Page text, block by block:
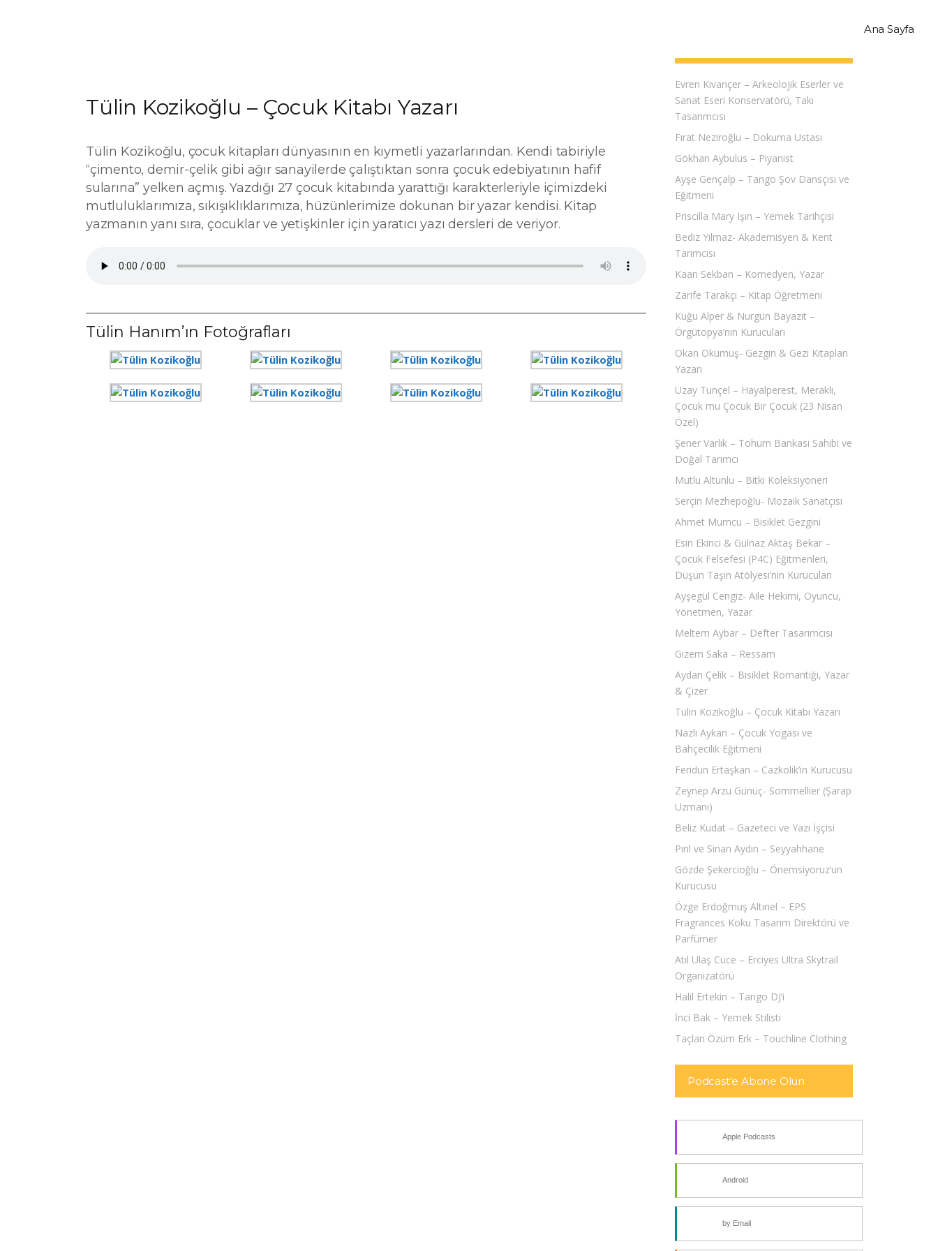
Ana Sayfa
Tülin Kozikoğlu – Çocuk Kitabı Yazarı
Tülin Kozikoğlu, çocuk kitapları dünyasının en kıymetli yazarlarından. Kendi tabiriyle
“çimento, demir-çelik gibi ağır sanayilerde çalıştıktan sonra çocuk edebiyatının hafif
sularına” yelken açmış. Yazdığı 27 çocuk kitabında yarattığı karakterleriyle içimizdeki
mutluluklarımıza, sıkışıklıklarımıza, hüzünlerimize dokunan bir yazar kendisi. Kitap
yazmanın yanı sıra, çocuklar ve yetişkinler için yaratıcı yazı dersleri de veriyor.
Tülin Hanım’ın Fotoğrafları
Evren Kıvançer – Arkeolojik Eserler ve
Sanat Eseri Konservatörü, Takı
Tasarımcısı
Fırat Neziroğlu – Dokuma Ustası
Gökhan Aybulus – Piyanist
Ayşe Gençalp – Tango Şov Dansçısı ve
Eğitmeni
Priscilla Mary Işın – Yemek Tarihçisi
Bediz Yılmaz- Akademisyen & Kent
Tarımcısı
Kaan Sekban – Komedyen, Yazar
Zarife Tarakçı – Kitap Öğretmeni
Kuğu Alper & Nurgün Bayazıt –
Örgütopya’nın Kurucuları
Okan Okumuş- Gezgin & Gezi Kitapları
Yazarı
Uzay Tunçel – Hayalperest, Meraklı,
Çocuk mu Çocuk Bir Çocuk (23 Nisan
Özel)
Şener Varlık – Tohum Bankası Sahibi ve
Doğal Tarımcı
Mutlu Altunlu – Bitki Koleksiyoneri
Serçin Mezhepoğlu- Mozaik Sanatçısı
Ahmet Mumcu – Bisiklet Gezgini
Esin Ekinci & Gülnaz Aktaş Bekar –
Çocuk Felsefesi (P4C) Eğitmenleri,
Düşün Taşın Atölyesi’nin Kurucuları
Ayşegül Cengiz- Aile Hekimi, Oyuncu,
Yönetmen, Yazar
Meltem Aybar – Defter Tasarımcısı
Gizem Saka – Ressam
Aydan Çelik – Bisiklet Romantiği, Yazar
& Çizer
Tülin Kozikoğlu – Çocuk Kitabı Yazarı
Nazlı Aykan – Çocuk Yogası ve
Bahçecilik Eğitmeni
Feridun Ertaşkan – Cazkolik’in Kurucusu
Zeynep Arzu Günüç- Sommellier (Şarap
Uzmanı)
Beliz Kudat – Gazeteci ve Yazı İşçisi
Pırıl ve Sinan Aydın – Seyyahhane
Gözde Şekercioğlu – Önemsiyoruz’un
Kurucusu
Özge Erdoğmuş Altınel – EPS
Fragrances Koku Tasarım Direktörü ve
Parfümer
Atıl Ulaş Cüce – Erciyes Ultra Skytrail
Organizatörü
Halil Ertekin – Tango DJ’i
İnci Bak – Yemek Stilisti
Taçlan Özüm Erk – Touchline Clothing
Podcast'e Abone Olun
Apple Podcasts
Android
by Email